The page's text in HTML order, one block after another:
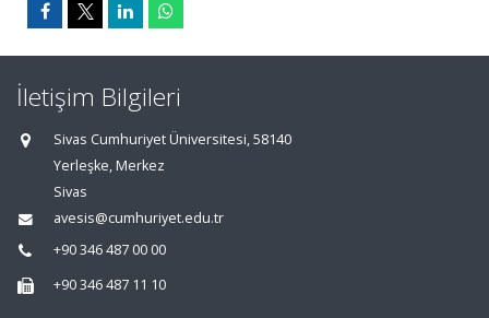
İletişim Bilgileri
Sivas Cumhuriyet Üniversitesi, 58140
Yerleşke, Merkez
Sivas
avesis@cumhuriyet.edu.tr
+90 346 487 00 00
+90 346 487 11 10